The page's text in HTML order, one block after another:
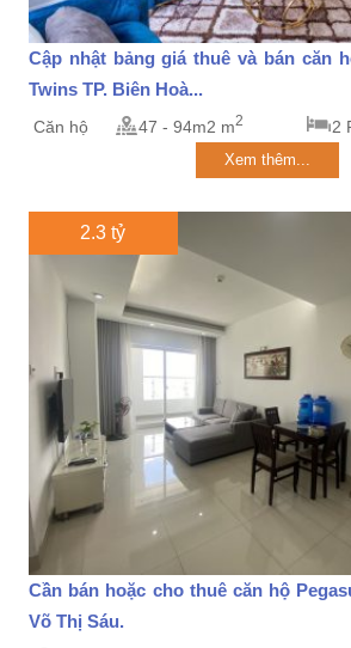
Cập nhật bảng giá thuê và bán căn
Twins TP. Biên Hoà...
Căn hộ 47 - 94m2 m2 2
Xem thêm...
2.3 tỷ
Cần bán hoặc cho thuê căn hộ
Võ Thị Sáu.